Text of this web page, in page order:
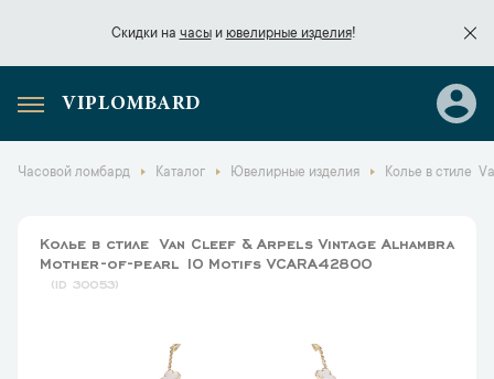
Скидки на часыи ювелирные изделия!
Скидки начасы
VIPLOMBARD
Часовой ломбард Каталог Ювелирные изделия Колье в стиле
Колье в стиле Van Cleef & Arpels Vintage Alhambra
Mother-of-pearl 10 Motifs VCARA42800
30053